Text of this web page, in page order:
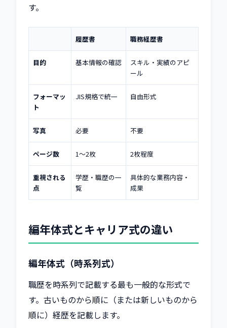
す。
履歴書 職務経歴書
目的 基本情報の確認
スキル・実績のアピ
ール
フォーマッ
ト
JIS規格で統一 自由形式
写真 必要 不要
ページ数 1〜2枚 2枚程度
重視される
点
学歴・職歴の一
覧
具体的な業務内容・
成果
編年体式とキャリア式の違い
編年体式（時系列式）
職歴を時系列で記載する最も一般的な形式で
す。古いものから順に（または新しいものから
順に）経歴を記載します。